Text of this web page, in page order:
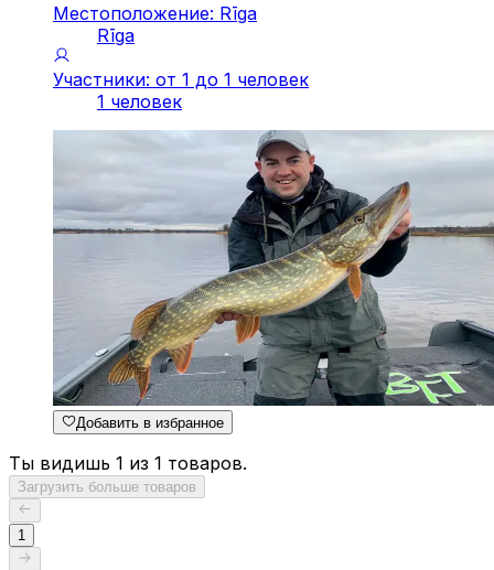
Местоположение: Rīga
Rīga
Участники: от 1 до 1 человек
1 человек
Добавить в избранное
Ты видишь 1 из 1 товаров.
Загрузить больше товаров
1